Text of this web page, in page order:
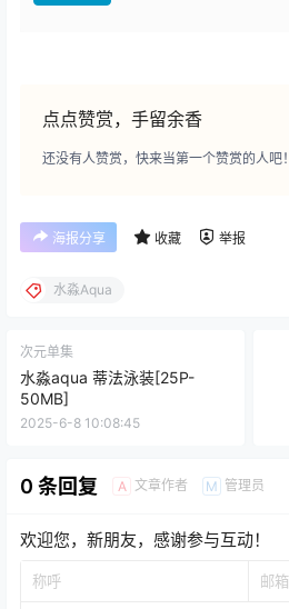
点点赞赏，手留余香
还没有人赞赏，快来当第一个赞赏的人吧！
海报分享 收藏 举报
水淼Aqua
次元单集
水淼aqua 蒂法泳装[25P-
50MB]
2025-6-8 10:08:45
0 条回复 A 文章作者 M 管理员
欢迎您，新朋友，感谢参与互动！